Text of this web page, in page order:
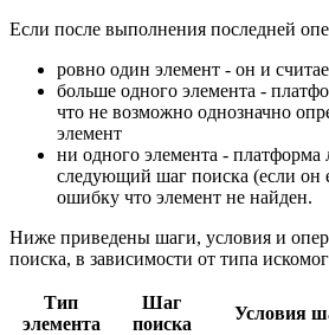
Если после выполнения последней
ровно один элемент - он и
больше одного элемента -
что не возможно однозначно
элемент
ни одного элемента - платформа
следующий шаг поиска (если он
ошибку что элемент не найден.
Ниже приведены шаги, условия и
поиска, в зависимости от типа
Тип
элемента
Шаг
поиска
Условия